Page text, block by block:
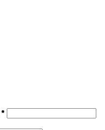
* Required